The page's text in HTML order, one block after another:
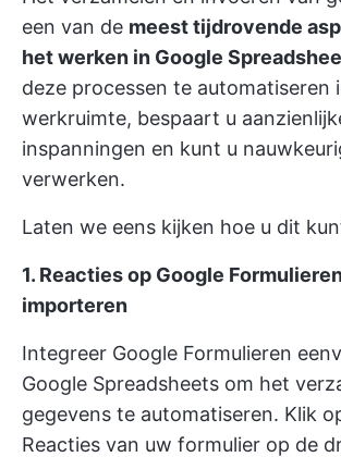
een van de meest tijdrovende
het werken in Google
deze processen te automatiseren
werkruimte, bespaart u
inspanningen en kunt u
verwerken.
Laten we eens kijken hoe u dit
1. Reacties op Google
importeren
Integreer Google Formulieren
Google Spreadsheets om het
gegevens te automatiseren. Klik
Reacties van uw formulier op de